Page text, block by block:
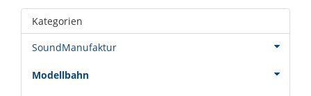
Kategorien
SoundManufaktur
Modellbahn